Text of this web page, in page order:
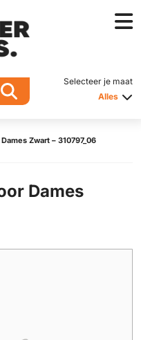
Selecteer je maat
Alles
Zwart – 310797_06
Dames